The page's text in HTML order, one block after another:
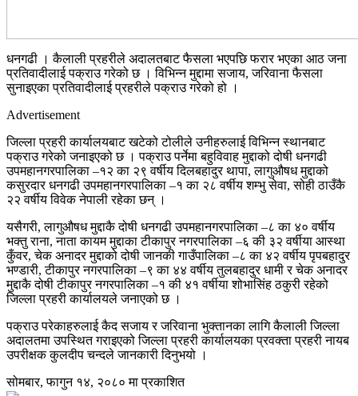
धनगढी । कैलाली प्रहरीले अदालतबाट फैसला भएपछि फरार भएका आठ जना
प्रतिवादीलाई पक्राउ गरेको छ । विभिन्न मुद्दामा सजाय, जरिवाना फैसला
सुनाइएका प्रतिवादीलाई प्रहरीले पक्राउ गरेको हो ।
Advertisement
जिल्ला प्रहरी कार्यालयबाट खटेको टोलीले उनीहरुलाई विभिन्न स्थानबाट
पक्राउ गरेको जनाइएको छ । पक्राउ पर्नेमा बहुविवाह मुद्दाको दोषी धनगढी
उपमहानगरपालिका –१२ का २९ वर्षीय दिलबहादुर थापा, लागुऔषध मुद्दाको
कसुरदार धनगढी उपमहानगरपालिका –१ का २८ वर्षीय शम्भु सेवा, सोही ठाउँकै
२२ वर्षीय विवेक नेपाली रहेका छन् ।
यसैगरी, लागुऔषध मुद्दाकै दोषी धनगढी उपमहानगरपालिका –८ का ४० वर्षीय
भक्तु राना, नाता कायम मुद्दाका टीकापुर नगरपालिका –६ की ३२ वर्षीया आस्था
कुँवर, चेक अनादर मुद्दाको दोषी जानकी गाउँपालिका –८ का ४२ वर्षीय पृपबहादुर
भण्डारी, टीकापुर नगरपालिका –९ का ४४ वर्षीय तुलबहादुर धामी र चेक अनादर
मुद्दाकै दोषी टीकापुर नगरपालिका –१ की ४१ वर्षीया शोभासिंह ठकुरी रहेको
जिल्ला प्रहरी कार्यालयले जनाएको छ ।
पक्राउ परेकाहरुलाई कैद सजाय र जरिवाना भुक्तानका लागि कैलाली जिल्ला
अदालतमा उपस्थित गराइएको जिल्ला प्रहरी कार्यालयका प्रवक्ता प्रहरी नायब
उपरीक्षक कुलदीप चन्दले जानकारी दिनुभयो ।
सोमबार, फागुन १४, २०८० मा प्रकाशित